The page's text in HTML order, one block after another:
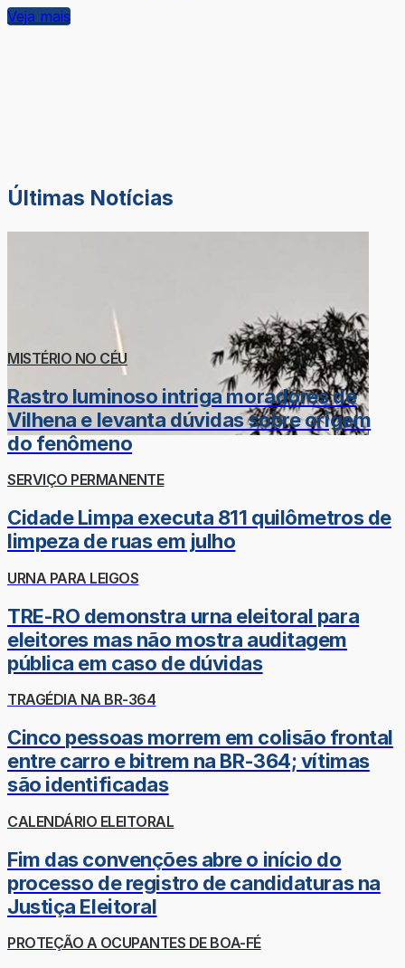
Veja mais
Últimas Notícias
MISTÉRIO NO CÉU
Rastro luminoso intriga moradores de
Vilhena e levanta dúvidas sobre origem
do fenômeno
SERVIÇO PERMANENTE
Cidade Limpa executa 811 quilômetros de
limpeza de ruas em julho
URNA PARA LEIGOS
TRE-RO demonstra urna eleitoral para
eleitores mas não mostra auditagem
pública em caso de dúvidas
TRAGÉDIA NA BR-364
Cinco pessoas morrem em colisão frontal
entre carro e bitrem na BR-364; vítimas
são identificadas
CALENDÁRIO ELEITORAL
Fim das convenções abre o início do
processo de registro de candidaturas na
Justiça Eleitoral
PROTEÇÃO A OCUPANTES DE BOA-FÉ